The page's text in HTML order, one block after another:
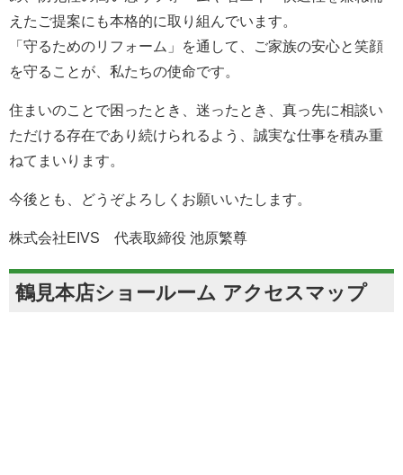
えたご提案にも本格的に取り組んでいます。
「守るためのリフォーム」を通して、ご家族の安心と笑顔
を守ることが、私たちの使命です。
住まいのことで困ったとき、迷ったとき、真っ先に相談い
ただける存在であり続けられるよう、誠実な仕事を積み重
ねてまいります。
今後とも、どうぞよろしくお願いいたします。
株式会社EIVS 代表取締役 池原繁尊
鶴見本店ショールーム アクセスマップ